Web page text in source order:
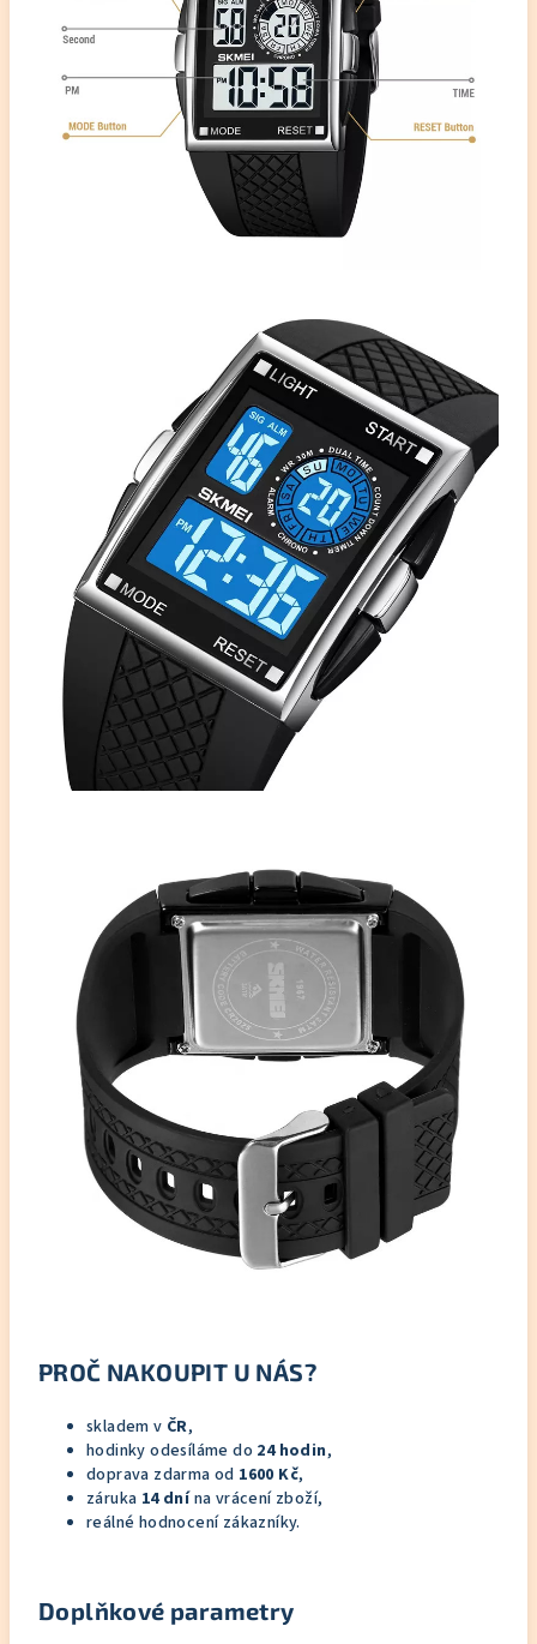
PROČ NAKOUPIT U NÁS?
skladem v ČR,
hodinky odesíláme do 24 hodin,
doprava zdarma od 1600 Kč,
záruka 14 dnína vrácení zboží,
reálné hodnocení zákazníky.
Doplňkové parametry